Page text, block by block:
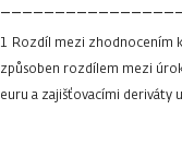
1 Rozdíl mezi zhodnocením
způsoben rozdílem mezi
euru a zajišťovacími deriváty